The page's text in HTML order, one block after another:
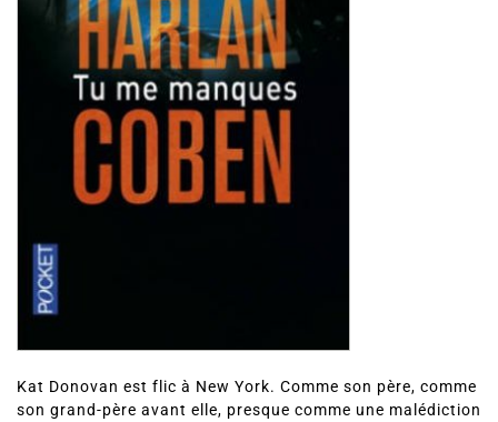
Kat Donovan est flic à New York. Comme son père, comme
son grand-père avant elle, presque comme une malédiction